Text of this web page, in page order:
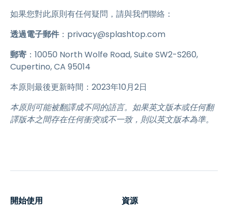
如果您對此原則有任何疑問，請與我們聯絡：
透過電子郵件 ：privacy@splashtop.com
郵寄 ：10050 North Wolfe Road, Suite SW2-S260,
Cupertino, CA 95014
本原則最後更新時間：2023年10月2日
本原則可能被翻譯成不同的語言。如果英文版本或任何翻
譯版本之間存在任何衝突或不一致，則以英文版本為準。
開始使用 資源